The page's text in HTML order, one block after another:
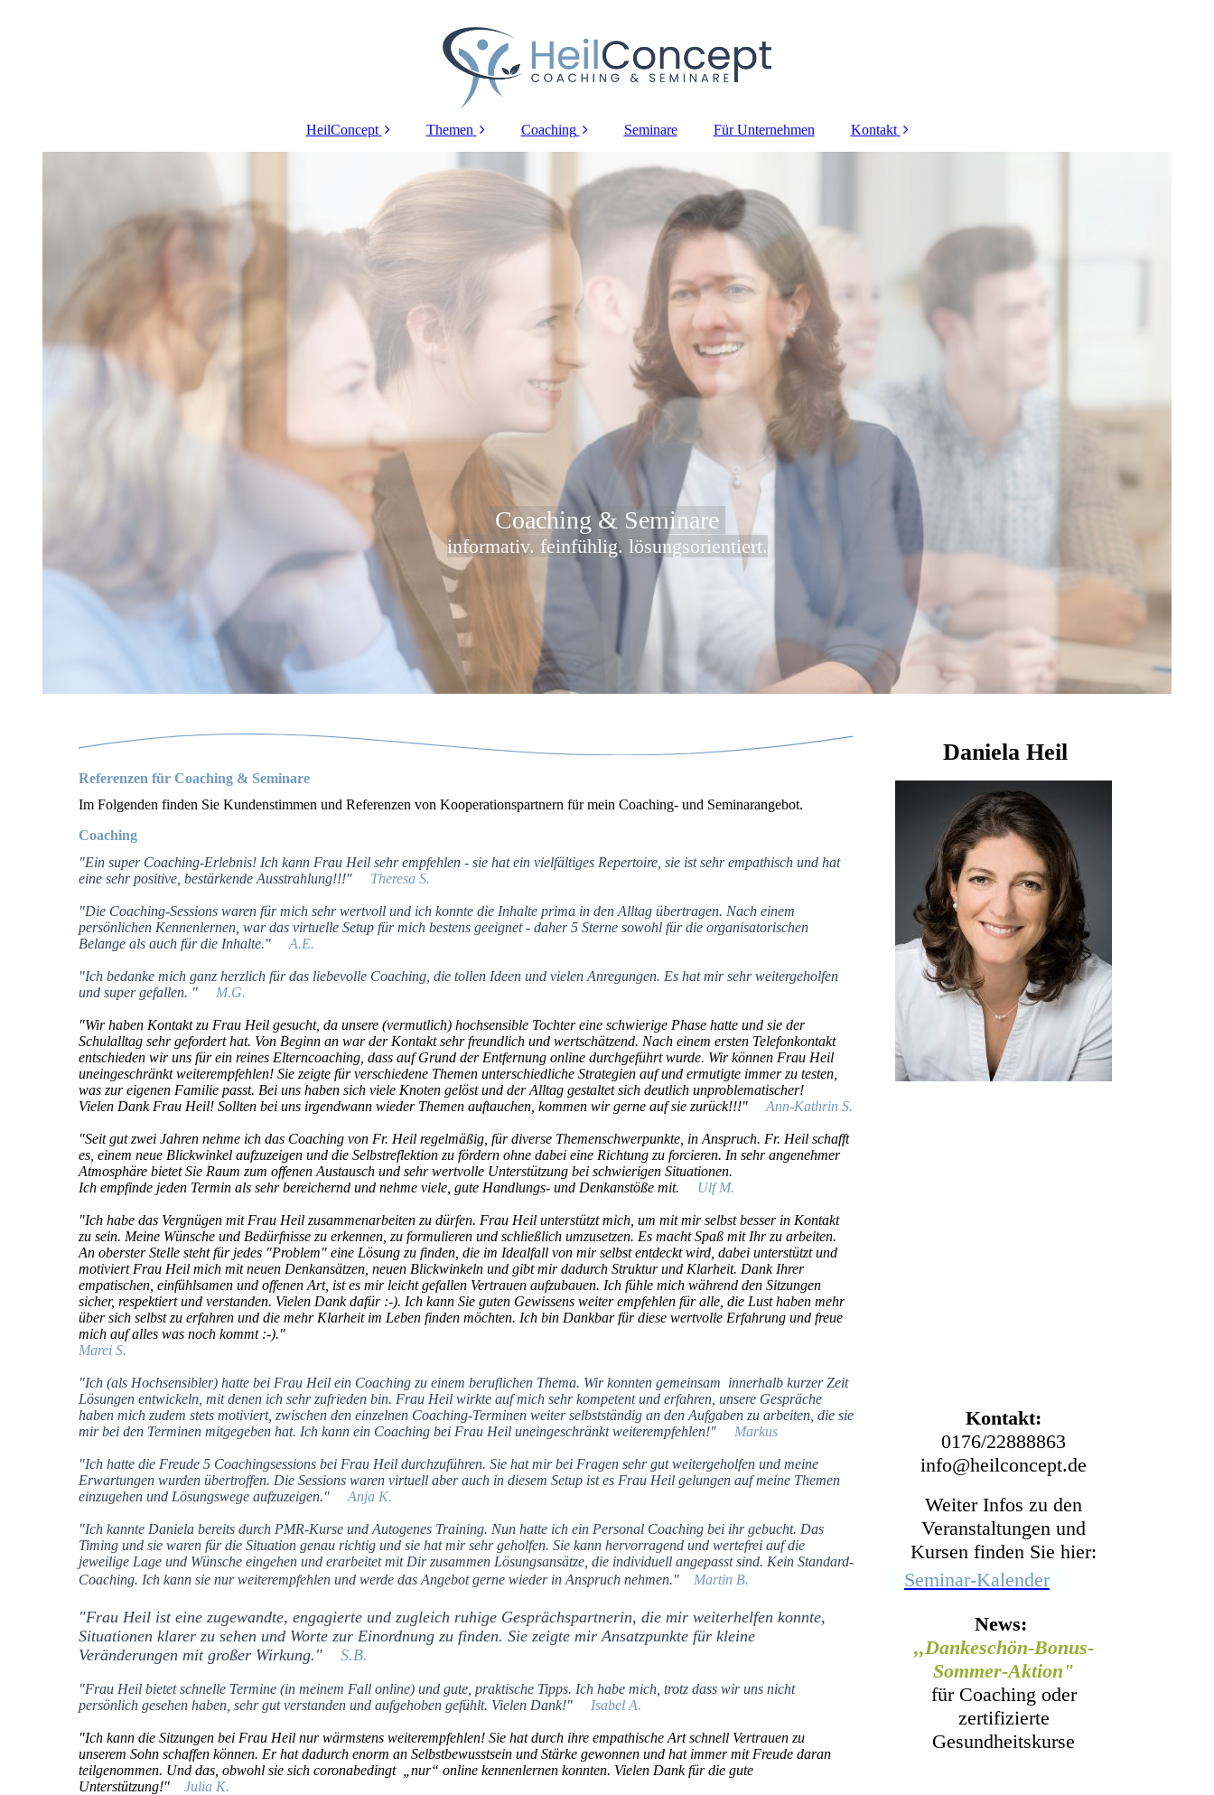
HeilConcept Themen Coaching Seminare Für Unternehmen Kontakt
Coaching & Seminare
informativ. feinfühlig. lösungsorientiert.
Referenzen für Coaching & Seminare
Im Folgenden finden Sie Kundenstimmen und Referenzen von Kooperationspartnern für mein Coaching- und Seminarangebot.
Coaching
"Ein super Coaching-Erlebnis! Ich kann Frau Heil sehr empfehlen - sie hat ein vielfältiges Repertoire, sie ist sehr empathisch und hat
eine sehr positive, bestärkende Ausstrahlung!!!" Theresa S.
"Die Coaching-Sessions waren für mich sehr wertvoll und ich konnte die Inhalte prima in den Alltag übertragen. Nach einem
persönlichen Kennenlernen, war das virtuelle Setup für mich bestens geeignet - daher 5 Sterne sowohl für die organisatorischen
Belange als auch für die Inhalte." A.E.
"Ich bedanke mich ganz herzlich für das liebevolle Coaching, die tollen Ideen und vielen Anregungen. Es hat mir sehr weitergeholfen
und super gefallen. " M.G.
"Wir haben Kontakt zu Frau Heil gesucht, da unsere (vermutlich) hochsensible Tochter eine schwierige Phase hatte und sie der
Schulalltag sehr gefordert hat. Von Beginn an war der Kontakt sehr freundlich und wertschätzend. Nach einem ersten Telefonkontakt
entschieden wir uns für ein reines Elterncoaching, dass auf Grund der Entfernung online durchgeführt wurde. Wir können Frau Heil
uneingeschränkt weiterempfehlen! Sie zeigte für verschiedene Themen unterschiedliche Strategien auf und ermutigte immer zu testen,
was zur eigenen Familie passt. Bei uns haben sich viele Knoten gelöst und der Alltag gestaltet sich deutlich unproblematischer!
Vielen Dank Frau Heil! Sollten bei uns irgendwann wieder Themen auftauchen, kommen wir gerne auf sie zurück!!!" Ann-Kathrin S.
"Seit gut zwei Jahren nehme ich das Coaching von Fr. Heil regelmäßig, für diverse Themenschwerpunkte, in Anspruch. Fr. Heil schafft
es, einem neue Blickwinkel aufzuzeigen und die Selbstreflektion zu fördern ohne dabei eine Richtung zu forcieren. In sehr angenehmer
Atmosphäre bietet Sie Raum zum offenen Austausch und sehr wertvolle Unterstützung bei schwierigen Situationen.
Ich empfinde jeden Termin als sehr bereichernd und nehme viele, gute Handlungs- und Denkanstöße mit.
Ulf M.
"Ich habe das Vergnügen mit Frau Heil zusammenarbeiten zu dürfen. Frau Heil unterstützt mich, um mit mir selbst besser in Kontakt
zu sein. Meine Wünsche und Bedürfnisse zu erkennen, zu formulieren und schließlich umzusetzen. Es macht Spaß mit Ihr zu arbeiten.
An oberster Stelle steht für jedes "Problem" eine Lösung zu finden, die im Idealfall von mir selbst entdeckt wird, dabei unterstützt und
motiviert Frau Heil mich mit neuen Denkansätzen, neuen Blickwinkeln und gibt mir dadurch Struktur und Klarheit. Dank Ihrer
empatischen, einfühlsamen und offenen Art, ist es mir leicht gefallen Vertrauen aufzubauen. Ich fühle mich während den Sitzungen
sicher, respektiert und verstanden. Vielen Dank dafür :-). Ich kann Sie guten Gewissens weiter empfehlen für alle, die Lust haben mehr
über sich selbst zu erfahren und die mehr Klarheit im Leben finden möchten. Ich bin Dankbar für diese wertvolle Erfahrung und freue
mich auf alles was noch kommt :-)."
Marei S.
"Ich (als Hochsensibler) hatte bei Frau Heil ein Coaching zu einem beruflichen Thema. Wir konnten gemeinsam innerhalb kurzer Zeit
Lösungen entwickeln, mit denen ich sehr zufrieden bin. Frau Heil wirkte auf mich sehr kompetent und erfahren, unsere Gespräche
haben mich zudem stets motiviert, zwischen den einzelnen Coaching-Terminen weiter selbstständig an den Aufgaben zu arbeiten, die sie
mir bei den Terminen mitgegeben hat. Ich kann ein Coaching bei Frau Heil uneingeschränkt weiterempfehlen!" Markus
"Ich hatte die Freude 5 Coachingsessions bei Frau Heil durchzuführen. Sie hat mir bei Fragen sehr gut weitergeholfen und meine
Erwartungen wurden übertroffen. Die Sessions waren virtuell aber auch in diesem Setup ist es Frau Heil gelungen auf meine Themen
einzugehen und Lösungswege aufzuzeigen." Anja K.
"Ich kannte Daniela bereits durch PMR-Kurse und Autogenes Training. Nun hatte ich ein Personal Coaching bei ihr gebucht. Das
Timing und sie waren für die Situation genau richtig und sie hat mir sehr geholfen. Sie kann hervorragend und wertefrei auf die
jeweilige Lage und Wünsche eingehen und erarbeitet mit Dir zusammen Lösungsansätze, die individuell angepasst sind. Kein Standard-
Coaching. Ich kann sie nur weiterempfehlen und werde das Angebot gerne wieder in Anspruch nehmen." Martin B.
"Frau Heil ist eine zugewandte, engagierte und zugleich ruhige Gesprächspartnerin, die mir weiterhelfen konnte,
Situationen klarer zu sehen und Worte zur Einordnung zu finden. Sie zeigte mir Ansatzpunkte für kleine
Veränderungen mit großer Wirkung."
S.B.
"Frau Heil bietet schnelle Termine (in meinem Fall online) und gute, praktische Tipps. Ich habe mich, trotz dass wir uns nicht
persönlich gesehen haben, sehr gut verstanden und aufgehoben gefühlt. Vielen Dank!" Isabel A.
"Ich kann die Sitzungen bei Frau Heil nur wärmstens weiterempfehlen! Sie hat durch ihre empathische Art schnell Vertrauen zu
unserem Sohn schaffen können. Er hat dadurch enorm an Selbstbewusstsein und Stärke gewonnen und hat immer mit Freude daran
teilgenommen. Und das, obwohl sie sich coronabedingt „nur“ online kennenlernen konnten. Vielen Dank für die gute
Unterstützung!"
Julia K.
Daniela Heil
Kontakt:
0176/22888863
info@heilconcept.de
Weiter Infos zu den
Veranstaltungen und
Kursen finden Sie hier:
Seminar-Kalender
News:
,,Dankeschön-Bonus-
Sommer-Aktion"
für Coaching oder
zertifizierte
Gesundheitskurse